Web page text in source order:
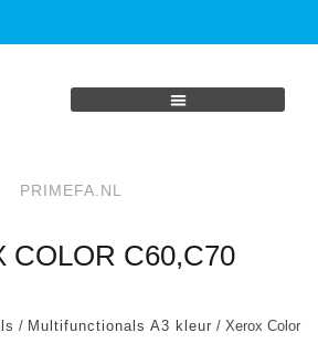
PRIMEFA.NL
COLOR C60,C70
/ Multifunctionals A3 kleur / Xerox Color